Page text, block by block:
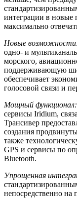
интеграции в новые
максимально
Новые
одно- и
морского,
поддерживающую
обеспечивает
голосовой связи и
Мощный функционал:
сервисы Iridium,
Трансивер
создания
также
GPS и сервисы по
Bluetooth.
Упрощенная
непосредственно на